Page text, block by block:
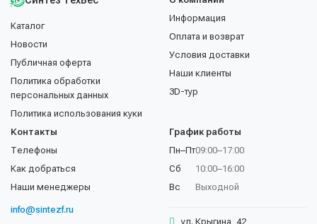
Каталог
Новости
Публичная оферта
Политика обработки
персональных данных
Политика использования куки
Информация
Оплата и возврат
Условия доставки
Наши клиенты
3D-тур
Контакты
Телефоны
Как добраться
Наши менеджеры
info@sintezf.ru
График работы
Пн–Пт
Сб
Вс
09:00–17:00
10:00–16:00
Выходной
ул. Крыгина, 42,